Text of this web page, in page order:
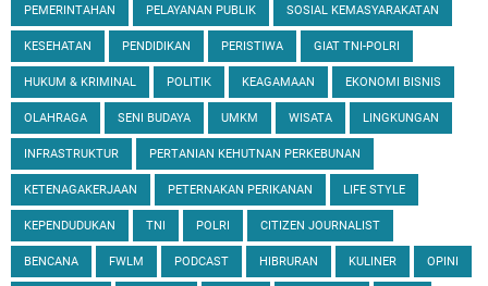
PEMERINTAHAN PELAYANAN PUBLIK SOSIAL KEMASYARAKATAN
KESEHATAN PENDIDIKAN PERISTIWA GIAT TNI-POLRI
HUKUM & KRIMINAL POLITIK KEAGAMAAN EKONOMI BISNIS
OLAHRAGA SENI BUDAYA UMKM WISATA LINGKUNGAN
INFRASTRUKTUR PERTANIAN KEHUTNAN PERKEBUNAN
KETENAGAKERJAAN PETERNAKAN PERIKANAN LIFE STYLE
KEPENDUDUKAN TNI POLRI CITIZEN JOURNALIST
BENCANA FWLM PODCAST HIBRURAN KULINER OPINI